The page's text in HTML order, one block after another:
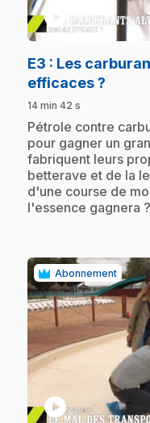
play_circle
E3 : Les
efficaces ?
14 min 42 s
.Pétrole contre
pour gagner un
fabriquent leurs
betterave et de la
d'une course de
l'essence gagnera ?
Abonnement
play_circle